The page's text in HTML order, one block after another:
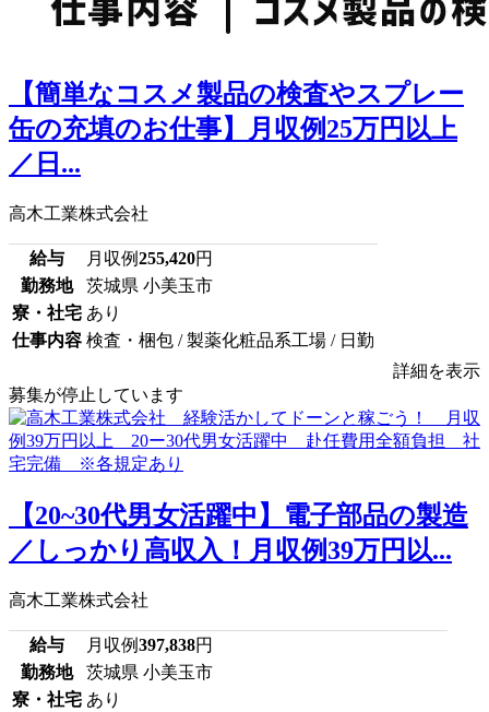
【簡単なコスメ製品の検査やスプレー
缶の充填のお仕事】月収例25万円以上
／日...
高木工業株式会社
給与 月収例255,420円
勤務地
茨城県 小美玉市
寮・社宅 あり
仕事内容 検査・梱包 / 製薬化粧品系工場 / 日勤
詳細を表示
募集が停止しています
【20~30代男女活躍中】電子部品の製造
／しっかり高収入！月収例39万円以...
高木工業株式会社
給与 月収例397,838円
勤務地
茨城県 小美玉市
寮・社宅 あり